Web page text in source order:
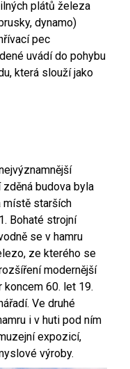
plátů železa
dynamo)
pec
uvádí do pohybu
která slouží jako
zděná budova byla
místě starších
Bohaté strojní
se v hamru
ze kterého se
modernější
60. let 19.
Ve druhé
i v huti pod ním
expozicí,
výroby.